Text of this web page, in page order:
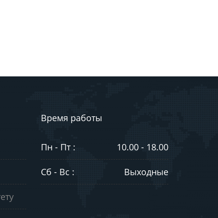
Время работы
Пн - Пт : 10.00 - 18.00
Сб - Вс : Выходные